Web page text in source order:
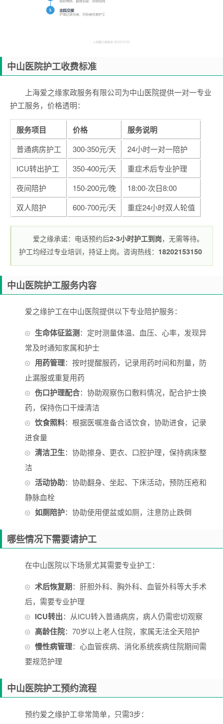
中山医院护工收费标准
上海爱之缘家政服务有限公司为中山医院提供一对一专业
护工服务，价格透明：
服务项目 价格 服务说明
普通病房护工 300-350元/天
24小时一对一陪护
ICU转出护工
350-400元/天
重症术后专业护理
夜间陪护
150-200元/晚
18:00-次日8:00
双人陪护
600-700元/天 重症24小时双人轮值
爱之缘承诺：电话预约后2-3小时护工到岗，无需等待。
护工均经过专业培训，持证上岗。咨询热线： 18202153150
中山医院护工服务内容
爱之缘护工在中山医院提供以下专业陪护服务：
生命体征监测：定时测量体温、血压、心率，发现异
常及时通知家属和护士
用药管理：按时提醒服药，记录用药时间和剂量，防
止漏服或重复用药
伤口护理配合：协助观察伤口敷料情况，配合护士换
药，保持伤口干燥清洁
饮食照料：根据医嘱准备合适饮食，协助进食，记录
进食量
清洁卫生：协助擦身、更衣、口腔护理，保持病床整
洁
活动协助：协助翻身、坐起、下床活动，预防压疮和
静脉血栓
如厕陪护：协助使用便盆或如厕，注意防止跌倒
哪些情况下需要请护工
在中山医院以下场景尤其需要专业护工：
术后恢复期：肝胆外科、胸外科、血管外科等大手术
后，需要专业护理
ICU转出：从ICU转入普通病房，病人仍需密切观察
高龄住院：70岁以上老人住院，家属无法全天陪护
慢性病管理：心血管疾病、消化系统疾病住院期间需
要规范护理
中山医院护工预约流程
预约爱之缘护工非常简单，只需3步：